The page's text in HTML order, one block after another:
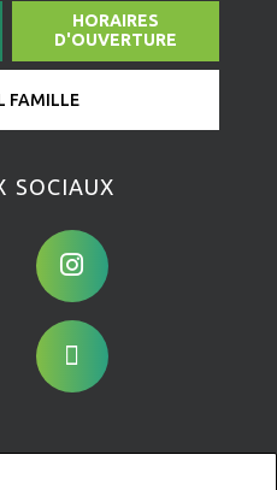
HORAIRES
D'OUVERTURE
FAMILLE
sociaux